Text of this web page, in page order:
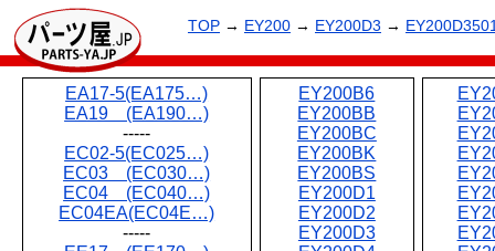
TOP → EY200 → EY200D3 →
EA17-5(EA175…)
EA19 (EA190…)
-----
EC02-5(EC025…)
EC03 (EC030…)
EC04 (EC040…)
EC04EA(EC04E…)
-----
EY200B6
EY200BB
EY200BC
EY200BK
EY200BS
EY200D1
EY200D2
EY200D3